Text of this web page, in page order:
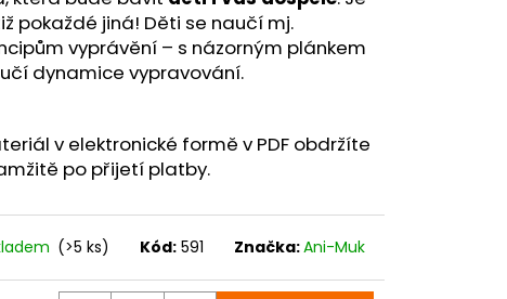
pokaždé jiná! Děti se naučí mj.
vyprávění – s názorným plánkem
dynamice vypravování.
v elektronické formě v PDF obdržíte
po přijetí platby.
(>5 ks) Kód: 591 Značka:Ani-Muk